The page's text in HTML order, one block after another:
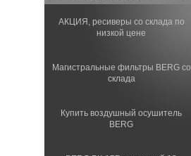
АКЦИЯ, ресиверы со склада по
низкой цене
Магистральные фильтры BERG со
склада
Купить воздушный осушитель
BERG